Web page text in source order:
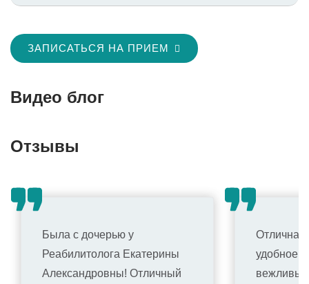
ЗАПИСАТЬСЯ НА ПРИЕМ
Видео блог
Отзывы
Была с дочерью у
Реабилитолога Екатерины
Александровны! Отличный
Отличная
удобное